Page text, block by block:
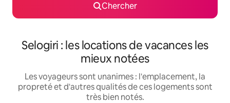
Chercher
Selogiri : les locations de vacances les
mieux notées
Les voyageurs sont unanimes : l'emplacement, la
propreté et d'autres qualités de ces logements sont
très bien notés.